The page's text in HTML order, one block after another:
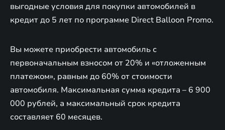
выгодные условия для покупки автомобилей в
кредит до 5 лет по программе Direct Balloon Promo.
Вы можете приобрести автомобиль с
первоначальным взносом от 20% и «отложенным
платежом», равным до 60% от стоимости
автомобиля. Максимальная сумма кредита – 6 900
000 рублей, а максимальный срок кредита
составляет 60 месяцев.